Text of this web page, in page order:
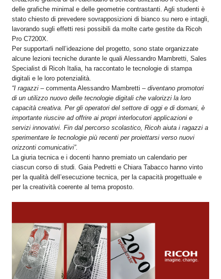
delle grafiche minimal e delle geometrie contrastanti. Agli studenti è
stato chiesto di prevedere sovrapposizioni di bianco su nero e intagli,
lavorando sugli effetti resi possibili da molte carte gestite da Ricoh
Pro C7200X.
Per supportarli nell’ideazione del progetto, sono state organizzate
alcune lezioni tecniche durante le quali Alessandro Mambretti, Sales
Specialist di Ricoh Italia, ha raccontato le tecnologie di stampa
digitali e le loro potenzialità.
“I ragazzi – commenta Alessandro Mambretti –diventano promotori
di un utilizzo nuovo delle tecnologie digitali che valorizzi la loro
capacità creativa. Per gli operatori del settore di oggi e di domani, è
importante riuscire ad offrire ai propri interlocutori applicazioni e
servizi innovativi. Fin dal percorso scolastico, Ricoh aiuta i ragazzi a
sperimentare le tecnologie più recenti per proiettarsi verso nuovi
orizzonti comunicativi”.
La giuria tecnica e i docenti hanno premiato un calendario per
ciascun corso di studi. Gaia Pedretti e Chiara Tabacco hanno vinto
per la qualità dell’esecuzione tecnica, per la capacità progettuale e
per la creatività coerente al tema proposto.